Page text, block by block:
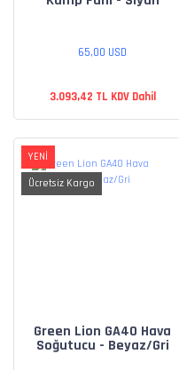
65,00 USD
3.093,42 TL KDV Dahil
YENİ
Ücretsiz Kargo
Green Lion GA40 Hava
Soğutucu - Beyaz/Gri